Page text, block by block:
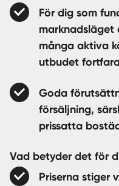
För dig som
marknadsläget
många aktiva
utbudet
Goda
försäljning,
prissatta
Vad betyder det för
Priserna stiger